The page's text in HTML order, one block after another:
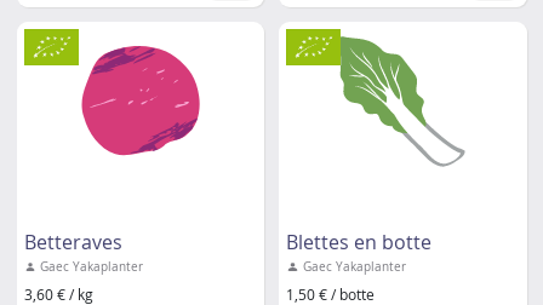
Betteraves
Gaec Yakaplanter
3,60 € / kg
Blettes en botte
Gaec Yakaplanter
1,50 € / botte